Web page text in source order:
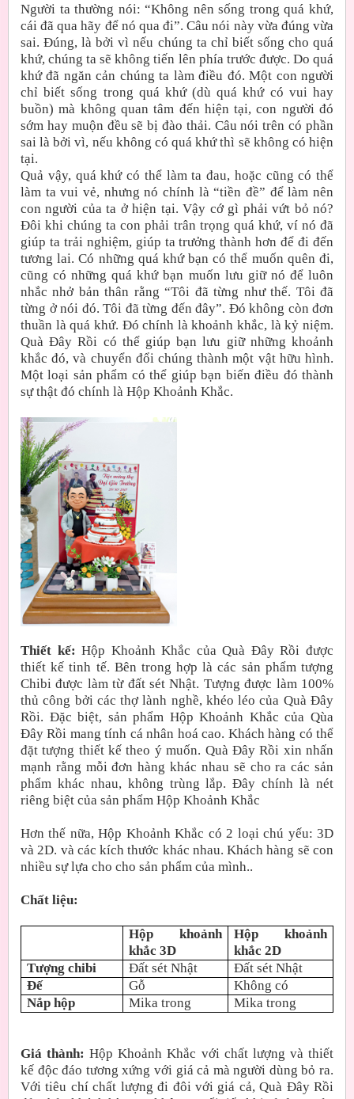
Người ta thường nói: “Không nên sống trong quá khứ,
cái đã qua hãy để nó qua đi”. Câu nói này vừa đúng vừa
sai. Đúng, là bởi vì nếu chúng ta chỉ biết sống cho quá
khứ, chúng ta sẽ không tiến lên phía trước được. Do quá
khứ đã ngăn cản chúng ta làm điều đó. Một con người
chỉ biết sống trong quá khứ (dù quá khứ có vui hay
buồn) mà không quan tâm đến hiện tại, con người đó
sớm hay muộn đều sẽ bị đào thải. Câu nói trên có phần
sai là bởi vì, nếu không có quá khứ thì sẽ không có hiện
tại.
Quả vậy, quá khứ có thể làm ta đau, hoặc cũng có thể
làm ta vui vẻ, nhưng nó chính là “tiền đề” để làm nên
con người của ta ở hiện tại. Vậy cớ gì phải vứt bỏ nó?
Đôi khi chúng ta con phải trân trọng quá khứ, ví nó đã
giúp ta trải nghiệm, giúp ta trưởng thành hơn để đi đến
tương lai. Có những quá khứ bạn có thể muốn quên đi,
cũng có những quá khứ bạn muốn lưu giữ nó để luôn
nhắc nhở bản thân rằng “Tôi đã từng như thế. Tôi đã
từng ở nói đó. Tôi đã từng đến đây”. Đó không còn đơn
thuần là quá khứ. Đó chính là khoảnh khắc, là kỷ niệm.
Quà Đây Rồi có thể giúp bạn lưu giữ những khoảnh
khắc đó, và chuyển đổi chúng thành một vật hữu hình.
Một loại sản phẩm có thể giúp bạn biến điều đó thành
sự thật đó chính là Hộp Khoảnh Khắc.
Thiết kế:Hộp Khoảnh Khắc của Quà Đây Rồi được
thiết kế tinh tế. Bên trong hợp là các sản phẩm tượng
Chibi được làm từ đất sét Nhật. Tượng được làm 100%
thủ công bởi các thợ lành nghề, khéo léo của Quà Đây
Rồi. Đặc biệt, sản phẩm Hộp Khoảnh Khắc của Qùa
Đây Rồi mang tính cá nhân hoá cao. Khách hàng có thể
đặt tượng thiết kế theo ý muốn. Quà Đây Rồi xin nhấn
mạnh rằng mỗi đơn hàng khác nhau sẽ cho ra các sản
phẩm khác nhau, không trùng lắp. Đây chính là nét
riêng biệt của sản phẩm Hộp Khoảnh Khắc
Hơn thế nữa, Hộp Khoảnh Khắc có 2 loại chú yếu: 3D
và 2D. và các kích thước khác nhau. Khách hàng sẽ con
nhiều sự lựa cho cho sản phẩm của mình..
Chất liệu:
Hộp khoảnh
khắc 3D
Hộp khoảnh
khắc 2D
Tượng chibi
Đất sét Nhật
Đất sét Nhật
Đế
Gỗ
Không có
Nắp hộp
Mika trong Mika trong
Giá thành:Hộp Khoảnh Khắc với chất lượng và thiết
kế độc đáo tương xứng với giá cả mà người dùng bỏ ra.
Với tiêu chí chất lượng đi đôi với giá cả, Quà Đây Rồi